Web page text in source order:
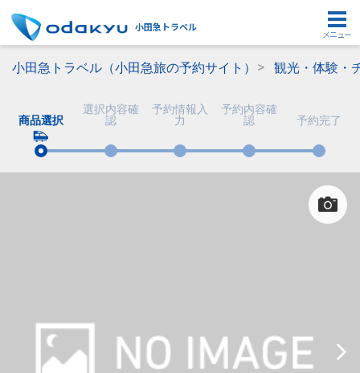
小田急トラベル
メニュー
小田急トラベル（小田急旅の予約サイト） 観光・体験・
商品選択
選択内容確
認
予約情報入
力
予約内容確
認
予約完了